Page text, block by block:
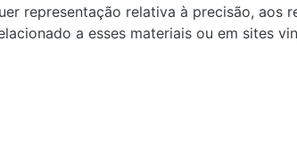
representação relativa à precisão, aos
a esses materiais ou em sites